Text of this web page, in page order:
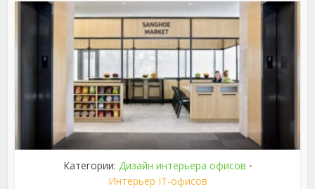
Категории: Дизайн интерьера офисов •
Интерьер IT-офисов